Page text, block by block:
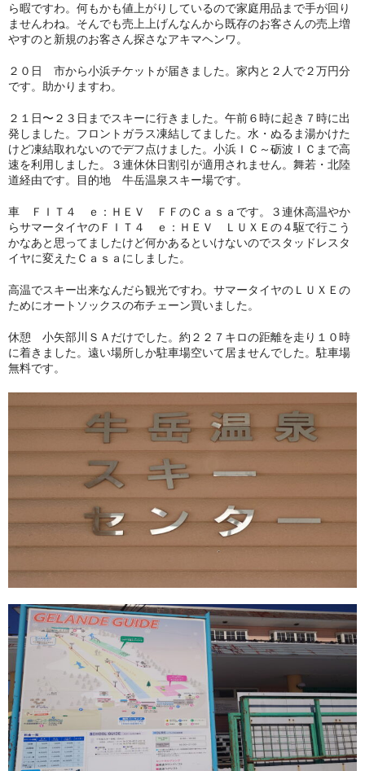
ら暇ですわ。何もかも値上がりしているので家庭用品まで手が回り
ませんわね。そんでも売上上げんなんから既存のお客さんの売上増
やすのと新規のお客さん探さなアキマヘンワ。
２０日 市から小浜チケットが届きました。家内と２人で２万円分
です。助かりますわ。
２１日〜２３日までスキーに行きました。午前６時に起き７時に出
発しました。フロントガラス凍結してました。水・ぬるま湯かけた
けど凍結取れないのでデフ点けました。小浜ＩＣ～砺波ＩＣまで高
速を利用しました。３連休休日割引が適用されません。舞若・北陸
道経由です。目的地 牛岳温泉スキー場です。
車 ＦＩＴ４ ｅ：ＨＥＶ ＦＦのＣａｓａです。３連休高温やか
らサマータイヤのＦＩＴ４ ｅ：ＨＥＶ ＬＵＸＥの４駆で行こう
かなあと思ってましたけど何かあるといけないのでスタッドレスタ
イヤに変えたＣａｓａにしました。
高温でスキー出来なんだら観光ですわ。サマータイヤのＬＵＸＥの
ためにオートソックスの布チェーン買いました。
休憩 小矢部川ＳＡだけでした。約２２７キロの距離を走り１０時
に着きました。遠い場所しか駐車場空いて居ませんでした。駐車場
無料です。